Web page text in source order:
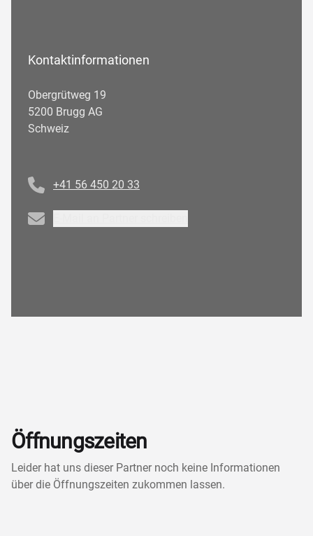
Kontaktinformationen
Obergrütweg 19
5200 Brugg AG
Schweiz
+41 56 450 20 33
Email
Öffnungszeiten
Leider hat uns dieser Partner noch keine Informationen
über die Öffnungszeiten zukommen lassen.